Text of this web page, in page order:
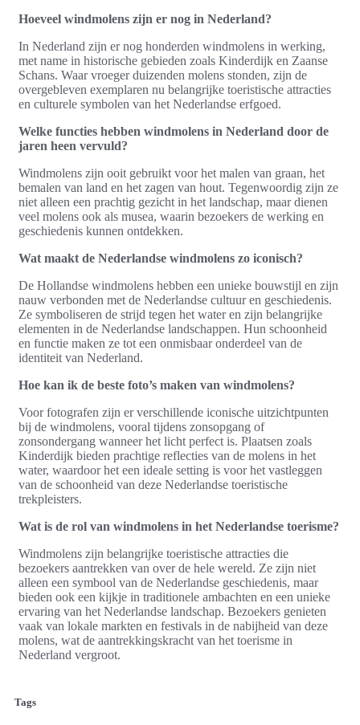
Hoeveel windmolens zijn er nog in Nederland?
In Nederland zijn er nog honderden windmolens in werking,
met name in historische gebieden zoals Kinderdijk en Zaanse
Schans. Waar vroeger duizenden molens stonden, zijn de
overgebleven exemplaren nu belangrijke toeristische attracties
en culturele symbolen van het Nederlandse erfgoed.
Welke functies hebben windmolens in Nederland door de
jaren heen vervuld?
Windmolens zijn ooit gebruikt voor het malen van graan, het
bemalen van land en het zagen van hout. Tegenwoordig zijn ze
niet alleen een prachtig gezicht in het landschap, maar dienen
veel molens ook als musea, waarin bezoekers de werking en
geschiedenis kunnen ontdekken.
Wat maakt de Nederlandse windmolens zo iconisch?
De Hollandse windmolens hebben een unieke bouwstijl en zijn
nauw verbonden met de Nederlandse cultuur en geschiedenis.
Ze symboliseren de strijd tegen het water en zijn belangrijke
elementen in de Nederlandse landschappen. Hun schoonheid
en functie maken ze tot een onmisbaar onderdeel van de
identiteit van Nederland.
Hoe kan ik de beste foto’s maken van windmolens?
Voor fotografen zijn er verschillende iconische uitzichtpunten
bij de windmolens, vooral tijdens zonsopgang of
zonsondergang wanneer het licht perfect is. Plaatsen zoals
Kinderdijk bieden prachtige reflecties van de molens in het
water, waardoor het een ideale setting is voor het vastleggen
van de schoonheid van deze Nederlandse toeristische
trekpleisters.
Wat is de rol van windmolens in het Nederlandse toerisme?
Windmolens zijn belangrijke toeristische attracties die
bezoekers aantrekken van over de hele wereld. Ze zijn niet
alleen een symbool van de Nederlandse geschiedenis, maar
bieden ook een kijkje in traditionele ambachten en een unieke
ervaring van het Nederlandse landschap. Bezoekers genieten
vaak van lokale markten en festivals in de nabijheid van deze
molens, wat de aantrekkingskracht van het toerisme in
Nederland vergroot.
Tags